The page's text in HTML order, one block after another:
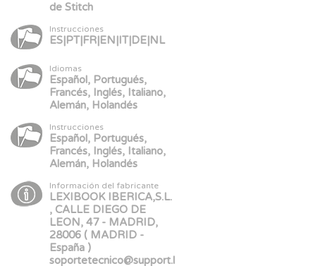
de Stitch
Instrucciones
ES|PT|FR|EN|IT|DE|NL
Idiomas
Español, Portugués,
Francés, Inglés, Italiano,
Alemán, Holandés
Instrucciones
Español, Portugués,
Francés, Inglés, Italiano,
Alemán, Holandés
Información del fabricante
LEXIBOOK IBERICA,S.L.
, CALLE DIEGO DE
LEON, 47 - MADRID,
28006 ( MADRID -
España )
soportetecnico@support.l